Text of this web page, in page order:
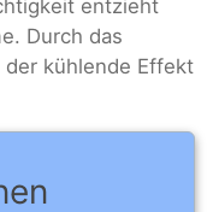
entzieht
Durch das
kühlende Effekt